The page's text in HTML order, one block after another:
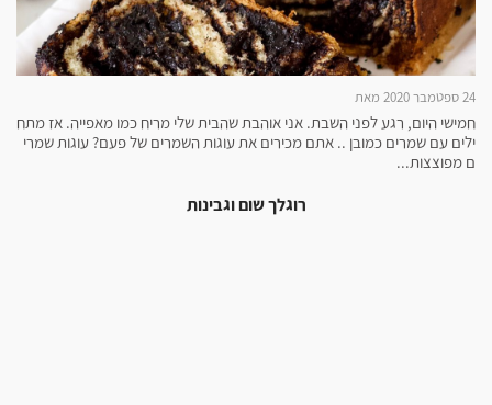
24 ספטמבר 2020 מאת
חמישי היום, רגע לפני השבת. אני אוהבת שהבית שלי מריח כמו מאפייה. אז מתח
ילים עם שמרים כמובן .. אתם מכירים את עוגות השמרים של פעם? עוגות שמרי
ם מפוצצות...
רוגלך שום וגבינות